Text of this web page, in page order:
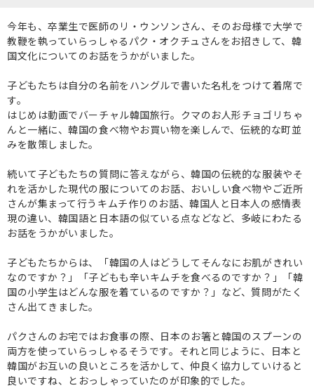
今年も、卒業生で医師のリ・ウンソンさん、そのお母様で大学で
教鞭を執っていらっしゃるパク・オクチュさんをお招きして、韓
国文化についてのお話をうかがいました。
子どもたちは自分の名前をハングルで書いた名札をつけて着席で
す。
はじめは動画でバーチャル韓国旅行。クマのお人形チョゴリちゃ
んと一緒に、韓国の食べ物やお買い物を楽しんで、伝統的な町並
みを散策しました。
続いて子どもたちの質問に答えながら、韓国の伝統的な服装やそ
れを活かした現代の服についてのお話、おいしい食べ物やご近所
さんが集まって行うキムチ作りのお話、韓国人と日本人の感情表
現の違い、韓国語と日本語の似ている点などなど、多岐にわたる
お話をうかがいました。
子どもたちからは、「韓国の人はどうしてそんなにお肌がきれい
なのですか？」「子どもも辛いキムチを食べるのですか？」「韓
国の小学生はどんな服を着ているのですか？」など、質問がたく
さん出てきました。
パクさんのお宅ではお食事の際、日本のお箸と韓国のスプーンの
両方を使っていらっしゃるそうです。それと同じように、日本と
韓国がお互いの良いところを活かして、仲良く協力していけると
良いですね、とおっしゃっていたのが印象的でした。